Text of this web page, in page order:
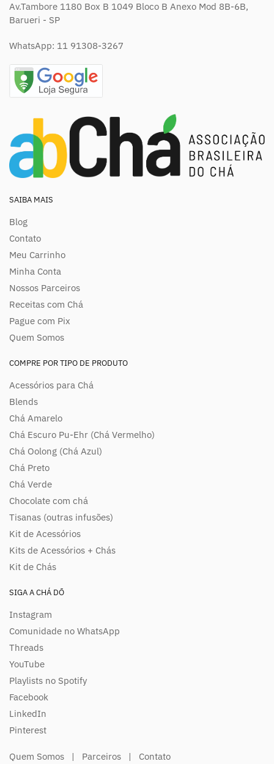
Av.Tambore 1180 Box B 1049 Bloco B Anexo Mod 8B-6B,
Barueri - SP
WhatsApp: 11 91308-3267
SAIBA MAIS
Blog
Contato
Meu Carrinho
Minha Conta
Nossos Parceiros
Receitas com Chá
Pague com Pix
Quem Somos
COMPRE POR TIPO DE PRODUTO
Acessórios para Chá
Blends
Chá Amarelo
Chá Escuro Pu-Ehr (Chá Vermelho)
Chá Oolong (Chá Azul)
Chá Preto
Chá Verde
Chocolate com chá
Tisanas (outras infusões)
Kit de Acessórios
Kits de Acessórios + Chás
Kit de Chás
SIGA A CHÁ DŌ
Instagram
Comunidade no WhatsApp
Threads
YouTube
Playlists no Spotify
Facebook
LinkedIn
Pinterest
Quem Somos | Parceiros | Contato